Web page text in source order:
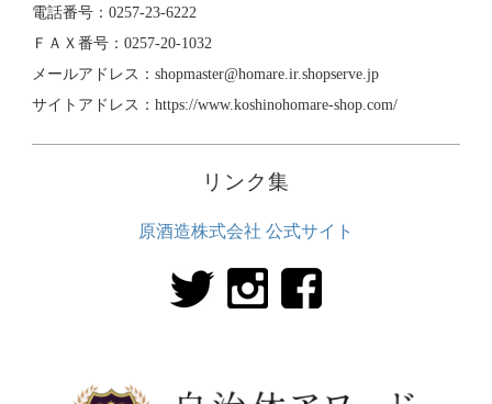
電話番号：0257-23-6222
ＦＡＸ番号：0257-20-1032
メールアドレス：shopmaster@homare.ir.shopserve.jp
サイトアドレス：https://www.koshinohomare-shop.com/
リンク集
原酒造株式会社 公式サイト